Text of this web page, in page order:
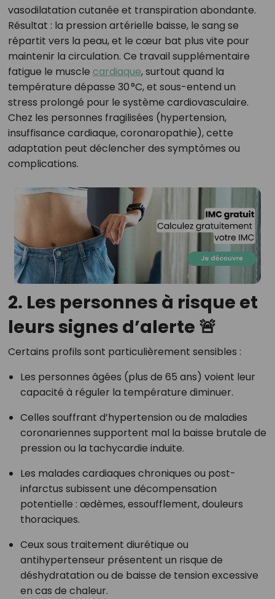
vasodilatation cutanée et transpiration abondante.
Résultat : la pression artérielle baisse, le sang se
répartit vers la peau, et le cœur bat plus vite pour
maintenir la circulation. Ce travail supplémentaire
fatigue le muscle cardiaque, surtout quand la
température dépasse 30 °C, et sous-entend un
stress prolongé pour le système cardiovasculaire.
Chez les personnes fragilisées (hypertension,
insuffisance cardiaque, coronaropathie), cette
adaptation peut déclencher des symptômes ou
complications.
2. Les personnes à risque et
leurs signes d’alerte 🚨
Certains profils sont particulièrement sensibles :
Les personnes âgées (plus de 65 ans) voient leur
capacité à réguler la température diminuer.
Celles souffrant d’hypertension ou de maladies
coronariennes supportent mal la baisse brutale de
pression ou la tachycardie induite.
Les malades cardiaques chroniques ou post-
infarctus subissent une décompensation
potentielle : œdèmes, essoufflement, douleurs
thoraciques.
Ceux sous traitement diurétique ou
antihypertenseur présentent un risque de
déshydratation ou de baisse de tension excessive
en cas de chaleur.